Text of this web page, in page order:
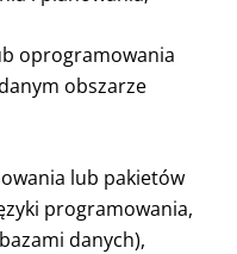
oprogramowania
obszarze
lub pakietów
programowania,
danych),